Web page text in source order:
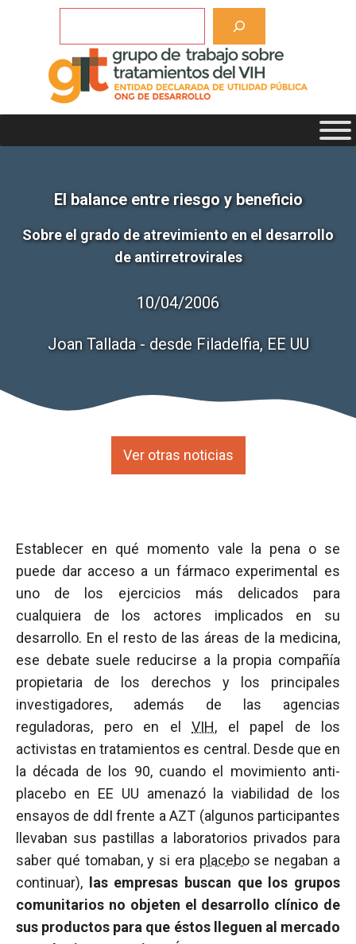
El balance entre riesgo y beneficio
Sobre el grado de atrevimiento en el desarrollo
de antirretrovirales
10/04/2006
Joan Tallada - desde Filadelfia, EE UU
Ver otras noticias
Establecer en qué momento vale la pena o se
puede dar acceso a un fármaco experimental es
uno de los ejercicios más delicados para
cualquiera de los actores implicados en su
desarrollo. En el resto de las áreas de la medicina,
ese debate suele reducirse a la propia compañía
propietaria de los derechos y los principales
investigadores, además de las agencias
reguladoras, pero en el VIH, el papel de los
activistas en tratamientos es central. Desde que en
la década de los 90, cuando el movimiento anti-
placebo en EE UU amenazó la viabilidad de los
ensayos de ddI frente a AZT (algunos participantes
llevaban sus pastillas a laboratorios privados para
saber qué tomaban, y si era placebose negaban a
continuar),
las empresas buscan que los grupos
comunitarios no objeten el desarrollo clínico de
sus productos para que éstos lleguen al mercado